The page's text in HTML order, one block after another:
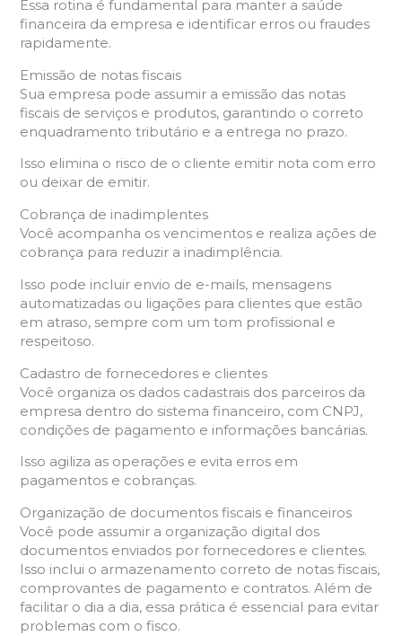
Essa rotina é fundamental para manter a saúde
financeira da empresa e identificar erros ou fraudes
rapidamente.
Emissão de notas fiscais
Sua empresa pode assumir a emissão das notas
fiscais de serviços e produtos, garantindo o correto
enquadramento tributário e a entrega no prazo.
Isso elimina o risco de o cliente emitir nota com erro
ou deixar de emitir.
Cobrança de inadimplentes
Você acompanha os vencimentos e realiza ações de
cobrança para reduzir a inadimplência.
Isso pode incluir envio de e-mails, mensagens
automatizadas ou ligações para clientes que estão
em atraso, sempre com um tom profissional e
respeitoso.
Cadastro de fornecedores e clientes
Você organiza os dados cadastrais dos parceiros da
empresa dentro do sistema financeiro, com CNPJ,
condições de pagamento e informações bancárias.
Isso agiliza as operações e evita erros em
pagamentos e cobranças.
Organização de documentos fiscais e financeiros
Você pode assumir a organização digital dos
documentos enviados por fornecedores e clientes.
Isso inclui o armazenamento correto de notas fiscais,
comprovantes de pagamento e contratos. Além de
facilitar o dia a dia, essa prática é essencial para evitar
problemas com o fisco.